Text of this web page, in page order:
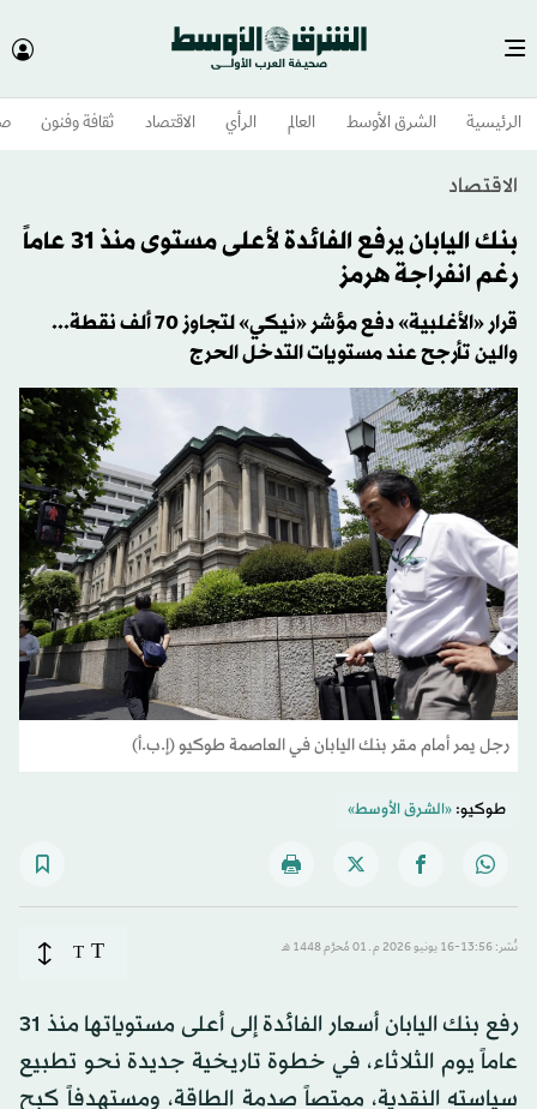
الرئيسية الشرق الأوسط​ العالم الرأي الاقتصاد ثقافة وفنون
الاقتصاد
بنك اليابان يرفع الفائدة لأعلى مستوى منذ 31 عاماً
رغم انفراجة هرمز
قرار «الأغلبية» دفع مؤشر «نيكي» لتجاوز 70 ألف نقطة...
والين تأرجح عند مستويات التدخل الحرج
رجل يمر أمام مقر بنك اليابان في العاصمة طوكيو (إ.ب.أ)
طوكيو:«الشرق الأوسط»
نُشر: 13:56-16 يونيو 2026 م ـ 01 مُحرَّم 1448 هـ T
T
رفع بنك اليابان أسعار الفائدة إلى أعلى مستوياتها منذ 31
عاماً يوم الثلاثاء، في خطوة تاريخية جديدة نحو تطبيع
سياسته النقدية، ممتصاً صدمة الطاقة، ومستهدفاً كبح